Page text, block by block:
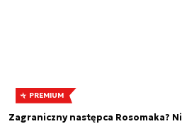
PREMIUM
Zagraniczny następca Rosomaka?